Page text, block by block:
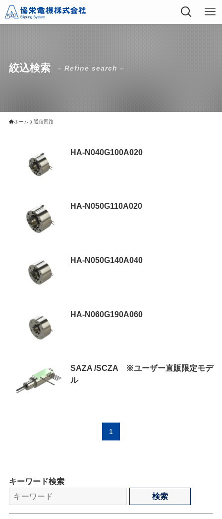
絞込検索 – Refine search –
ホーム 通信回路
HA-N040G100A020
HA-N050G110A020
HA-N050G140A040
HA-N060G190A060
SAZA /SCZA ※ユーザー直販限定モデ
ル
1
キーワード検索